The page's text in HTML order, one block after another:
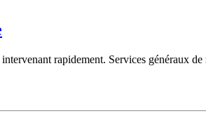
rapidement. Services généraux